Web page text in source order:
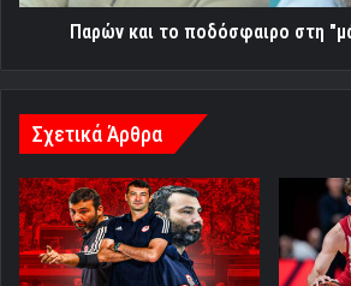
Παρών και το ποδόσφαιρο στη
Σχετικά Άρθρα